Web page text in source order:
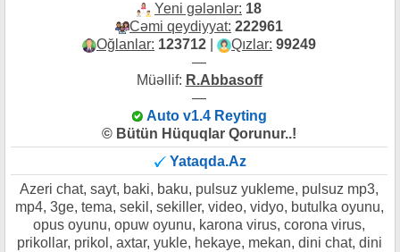
Yeni gələnlər: 18
Cəmi qeydiyyat: 222961
Oğlanlar: 123712 Qızlar: 99249
—
Müəllif: R.Abbasoff
—
Auto v1.4 Reyting
© Bütün Hüquqlar Qorunur..!
Yataqda.Az
Azeri chat, sayt, baki, baku, pulsuz yukleme, pulsuz mp3,
mp4, 3ge, tema, sekil, sekiller, video, vidyo, butulka oyunu,
opus oyunu, opuw oyunu, karona virus, corona virus,
prikollar, prikol, axtar, yukle, hekaye, mekan, dini chat, dini